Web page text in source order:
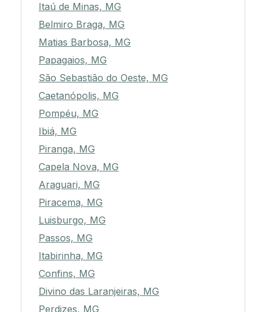
Itaú de Minas, MG
Belmiro Braga, MG
Matias Barbosa, MG
Papagaios, MG
São Sebastião do Oeste, MG
Caetanópolis, MG
Pompéu, MG
Ibiá, MG
Piranga, MG
Capela Nova, MG
Araguari, MG
Piracema, MG
Luisburgo, MG
Passos, MG
Itabirinha, MG
Confins, MG
Divino das Laranjeiras, MG
Perdizes, MG